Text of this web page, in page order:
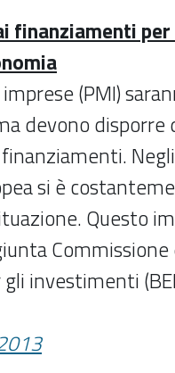
finanziamenti per
(PMI)
devono
finanziamenti.
si è
Questo
investimenti